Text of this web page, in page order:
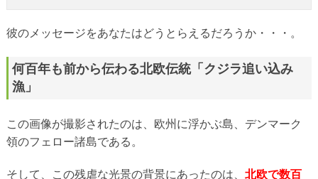
彼のメッセージをあなたはどうとらえるだろうか・・・。
何百年も前から伝わる北欧伝統「クジラ追い込み
漁」
この画像が撮影されたのは、欧州に浮かぶ島、デンマーク
領のフェロー諸島である。
そして、この残虐な光景の背景にあったのは、 北欧で数百